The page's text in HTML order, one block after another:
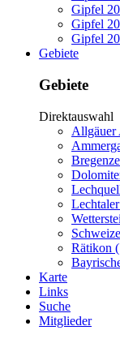
Gipfel
Gipfel
Gipfel
Gebiete
Gebiete
Direktauswahl
Allgäuer
Rätikon
Karte
Links
Suche
Mitglieder